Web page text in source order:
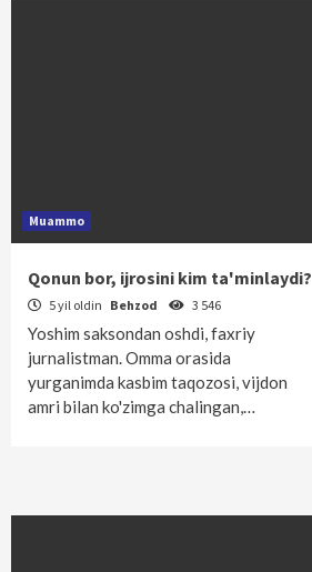
Muammo
Qonun bor, ijrosini kim ta'minlaydi?
5 yil oldin Behzod 3 546
Yoshim saksondan oshdi, faxriy
jurnalistman. Omma orasida
yurganimda kasbim taqozosi, vijdon
amri bilan ko'zimga chalingan,…